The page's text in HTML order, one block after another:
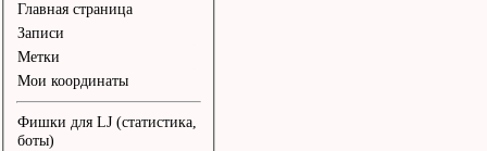
Главная страница
Записи
Метки
Мои координаты
Фишки для LJ (статистика,
боты)